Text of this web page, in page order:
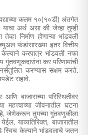
कलम १०(१०डी) अंतर्गत
अर्थ असा की जेव्हा तुम्ही
निर्माण होणाऱ्या भांडवली
फंडांसारख्या इतर वित्तीय
केल्याने करपात्र भांडवली नफा
कर परिणामांची
करण्यास सक्षम करते.
राहावे.
बाजाराच्या परिस्थितीवर
जीवनातील घटना
जेणेकरून तुमच्या गुंतवणुकीला
याव्यतिरिक्त, बाजारातील
स्विच केल्याने भांडवलाचे जतन